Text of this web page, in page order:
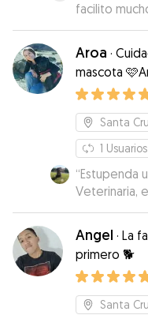
facilito
horarios,etc.”
Aroa ·
mascota
Santa
1
“Estupenda
Veterinaria,
que me
de ver que
que enviara
repetiré ”
Angel · La
primero 🐕
Santa